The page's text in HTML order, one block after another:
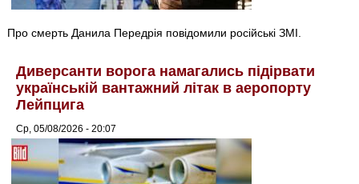
Про смерть Данила Передрія повідомили російські ЗМІ.
Диверсанти ворога намагались підірвати
українській вантажний літак в аеропорту
Лейпцига
Ср, 05/08/2026 - 20:07